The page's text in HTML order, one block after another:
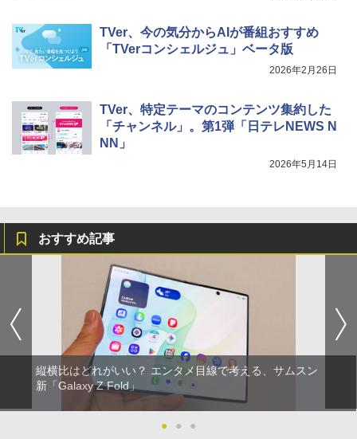
TVer、今の気分からAIが番組おすすめ
「TVerコンシェルジュ」ベータ版
2026年2月26日
TVer、特定テーマのコンテンツ集約した
「チャンネル」。第1弾「日テレNEWS N
NN」
2026年5月14日
おすすめ記事
縦横比はどれがいい？ エンタメ目線で考える、サムスン
新「Galaxy Z Fold」
● ● ●